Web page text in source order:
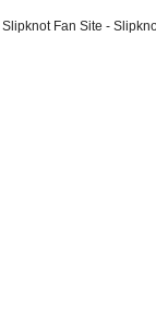
Slipknot Fan Site -